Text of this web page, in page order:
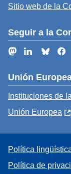
Sitio web de la
Seguir a la
MastodonLinkedIn
Unión
Instituciones de
Unión Europea
Política
Política de